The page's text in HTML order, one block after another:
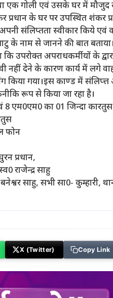
एक गोली एवं उसके घर में
प्रधान के घर पर उपस्थित
संलिप्तता स्वीकार किये
नाम से जानने की बात
कि उपरोक्त अपराधकर्मीयों के
नहीं देने के कारण कार्य में लगे
किया गया।इस काण्ड में
रूप से किया जा रहा है।
8 एम0एम0 का 01 जिन्दा कारतुस
फोन
प्रधान,
राजेन्द्र साहु
साहु, सभी सा0- कुम्हारी,
X (Twitter) Copy Link